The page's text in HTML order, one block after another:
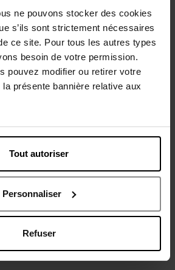
ne pouvons stocker des cookies
s’ils sont strictement nécessaires
ce site. Pour tous les autres types
besoin de votre permission.
pouvez modifier ou retirer votre
présente bannière relative aux
Tout autoriser
Personnaliser
Refuser
klantbeoordelingen